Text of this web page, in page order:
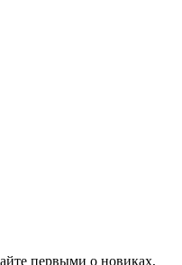
первыми о новиках,